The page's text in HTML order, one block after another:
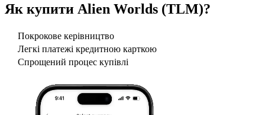
Як купити Alien Worlds (TLM)?
Покрокове керівництво
Легкі платежі кредитною карткою
Спрощений процес купівлі